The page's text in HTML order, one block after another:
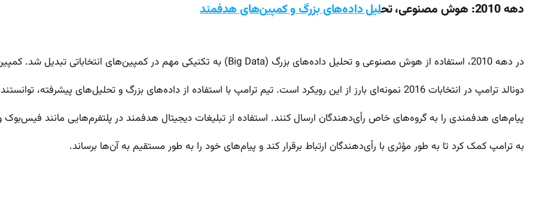
دهه 2010: هوش مصنوعی، تح لیل داده‌های بزرگ و کمپین‌های هدفمند
در دهه 2010، استفاده از هوش مصنوعی و تحلیل داده‌های بزرگ (Big Data) به تکنیکی مهم در کمپین‌های انتخاباتی تبدیل شد. کمپین
دونالد ترامپ در انتخابات 2016 نمونه‌ای بارز از این رویکرد است. تیم ترامپ با استفاده از داده‌های بزرگ و تحلیل‌های پیشرفته، توانستند
پیام‌های هدفمندی را به گروه‌های خاص رأی‌دهندگان ارسال کنند. استفاده از تبلیغات دیجیتال هدفمند در پلتفرم‌هایی مانند فیس‌بوک
به ترامپ کمک کرد تا به طور مؤثری با رأی‌دهندگان ارتباط برقرار کند و پیام‌های خود را به طور مستقیم به آن‌ها برساند.